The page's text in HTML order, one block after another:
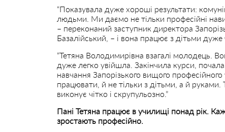
“Показувала дуже хороші результати:
людьми. Ми даємо не тільки професійні
– переконаний заступник директора
Базалійський, – і вона працює з дітьми дуже
“Тетяна Володимирівна взагалі молодець.
дуже легко увійшла. Закінчила курси,
навчання Запорізького вищого
працювати, й не тільки з дітьми, а й
виконує чітко і скрупульозно.”
Пані Тетяна працює в училищі понад рік.
зростають професійно.